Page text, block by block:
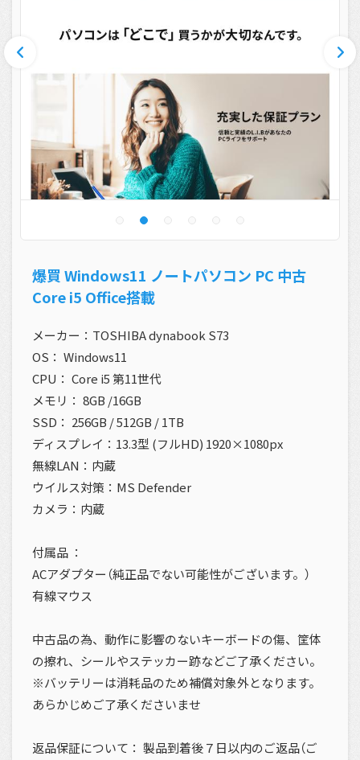
爆買 Windows11 ノートパソコン PC 中古
Core i5 Office搭載
メーカー：TOSHIBA dynabook S73
OS： Windows11
CPU： Core i5 第11世代
メモリ： 8GB /16GB
SSD： 256GB / 512GB / 1TB
ディスプレイ：13.3型 (フルHD) 1920×1080px
無線LAN：内蔵
ウイルス対策：MS Defender
カメラ：内蔵
付属品 ：
ACアダプター（純正品でない可能性がございます。）
有線マウス
中古品の為、動作に影響のないキーボードの傷、筐体
の擦れ、シールやステッカー跡などご了承ください。
※バッテリーは消耗品のため補償対象外となります。
あらかじめご了承くださいませ
返品保証について： 製品到着後７日以内のご返品（ご